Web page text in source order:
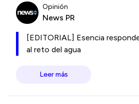
Opinión
News PR
[EDITORIAL] Esencia
al reto del agua
Leer más